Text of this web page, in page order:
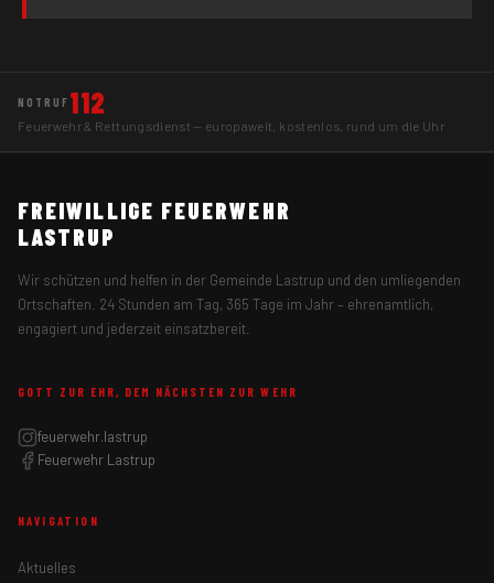
NOTRUF 112
Feuerwehr & Rettungsdienst — europaweit, kostenlos, rund um die Uhr
FREIWILLIGE FEUERWEHR
LASTRUP
Wir schützen und helfen in der Gemeinde Lastrup und den umliegenden
Ortschaften. 24 Stunden am Tag, 365 Tage im Jahr – ehrenamtlich,
engagiert und jederzeit einsatzbereit.
GOTT ZUR EHR, DEM NÄCHSTEN ZUR WEHR
feuerwehr.lastrup
Feuerwehr Lastrup
NAVIGATION
Aktuelles